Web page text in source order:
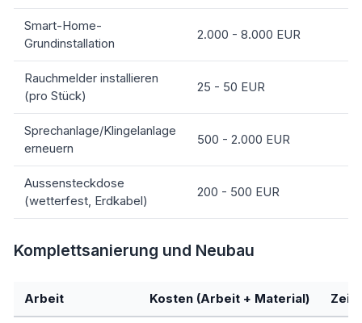
Smart-Home-
Grundinstallation
2.000 - 8.000 EUR
Rauchmelder installieren
(pro Stück)
25 - 50 EUR
Sprechanlage/Klingelanlage
erneuern
500 - 2.000 EUR
Aussensteckdose
(wetterfest, Erdkabel)
200 - 500 EUR
Komplettsanierung und Neubau
Arbeit Kosten (Arbeit + Material)